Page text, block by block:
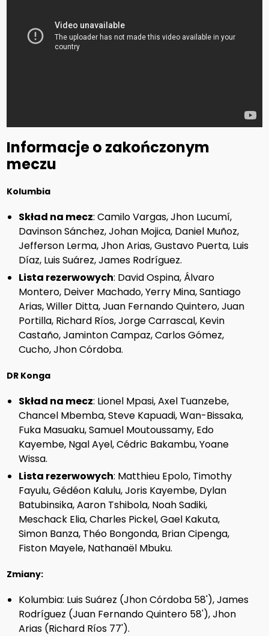
Informacje o zakończonym
meczu
Kolumbia
Skład na mecz: Camilo Vargas, Jhon Lucumí,
Davinson Sánchez, Johan Mojica, Daniel Muñoz,
Jefferson Lerma, Jhon Arias, Gustavo Puerta, Luis
Díaz, Luis Suárez, James Rodríguez.
Lista rezerwowych: David Ospina, Álvaro
Montero, Deiver Machado, Yerry Mina, Santiago
Arias, Willer Ditta, Juan Fernando Quintero, Juan
Portilla, Richard Ríos, Jorge Carrascal, Kevin
Castaño, Jaminton Campaz, Carlos Gómez,
Cucho, Jhon Córdoba.
DR Konga
Skład na mecz: Lionel Mpasi, Axel Tuanzebe,
Chancel Mbemba, Steve Kapuadi, Wan-Bissaka,
Fuka Masuaku, Samuel Moutoussamy, Edo
Kayembe, Ngal Ayel, Cédric Bakambu, Yoane
Wissa.
Lista rezerwowych: Matthieu Epolo, Timothy
Fayulu, Gédéon Kalulu, Joris Kayembe, Dylan
Batubinsika, Aaron Tshibola, Noah Sadiki,
Meschack Elia, Charles Pickel, Gael Kakuta,
Simon Banza, Théo Bongonda, Brian Cipenga,
Fiston Mayele, Nathanaël Mbuku.
Zmiany:
Kolumbia: Luis Suárez (Jhon Córdoba 58'), James
Rodríguez (Juan Fernando Quintero 58'), Jhon
Arias (Richard Ríos 77').